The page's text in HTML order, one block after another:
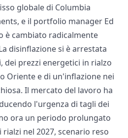
globale di Columbia
e il portfolio manager Ed
è cambiato radicalmente
disinflazione si è arrestata
dei prezzi energetici in rialzo
Oriente e di un'inflazione nei
Il mercato del lavoro ha
l'urgenza di tagli dei
ora un periodo prolungato
nel 2027, scenario reso